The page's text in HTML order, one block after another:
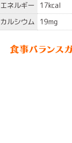
エネルギー
17kcal
カルシウム 19mg